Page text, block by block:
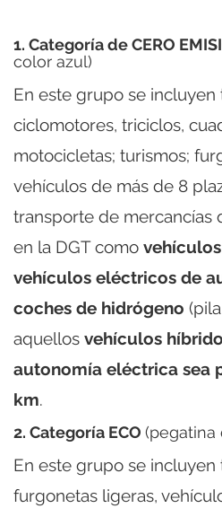
1. Categoría de CERO
color azul)
En este grupo se incluyen
ciclomotores, triciclos,
motocicletas; turismos;
vehículos de más de 8
transporte de mercancías
en la DGT como
vehículos eléctricos de
coches de hidrógeno
aquellos vehículos
autonomía eléctrica sea
km.
2. Categoría ECO (pegatina
En este grupo se incluyen
furgonetas ligeras,